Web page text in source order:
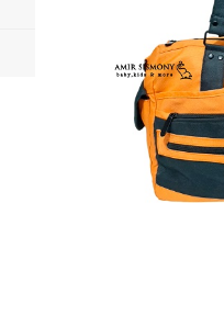
و کودک
سینه
سرد کودک